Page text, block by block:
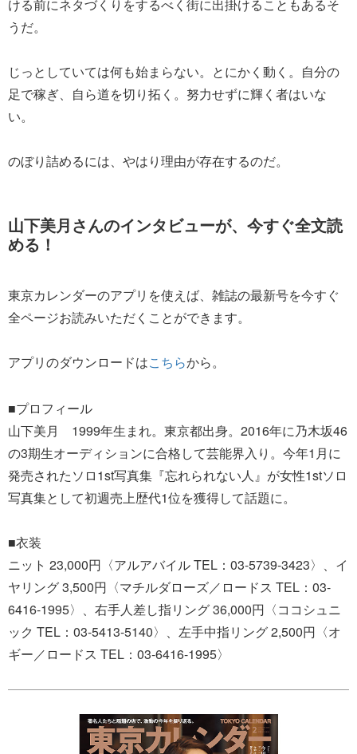
ける前にネタづくりをするべく街に出掛けることもあるそ
うだ。
じっとしていては何も始まらない。とにかく動く。自分の
足で稼ぎ、自ら道を切り拓く。努力せずに輝く者はいな
い。
のぼり詰めるには、やはり理由が存在するのだ。
山下美月さんのインタビューが、今すぐ全文読
める！
東京カレンダーのアプリを使えば、雑誌の最新号を今すぐ
全ページお読みいただくことができます。
アプリのダウンロードはこちらから。
■プロフィール
山下美月 1999年生まれ。東京都出身。2016年に乃木坂46
の3期生オーディションに合格して芸能界入り。今年1月に
発売されたソロ1st写真集『忘れられない人』が女性1stソロ
写真集として初週売上歴代1位を獲得して話題に。
■衣装
ニット 23,000円〈アルアバイル TEL：03-5739-3423〉、イ
ヤリング 3,500円〈マチルダローズ／ロードス TEL：03-
6416-1995〉、右手人差し指リング 36,000円〈ココシュニ
ック TEL：03-5413-5140〉、左手中指リング 2,500円〈オ
ギー／ロードス TEL：03-6416-1995〉